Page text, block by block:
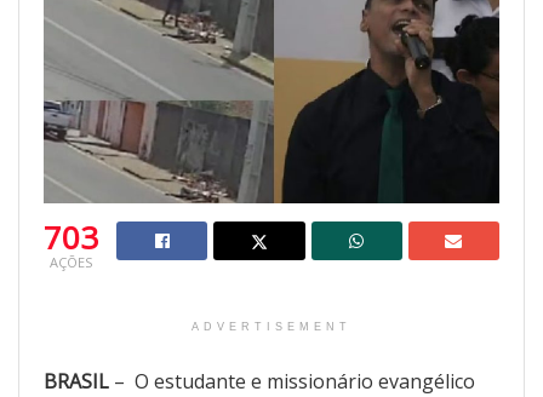
703
AÇÕES
ADVERTISEMENT
BRASIL – O estudante e missionário evangélico